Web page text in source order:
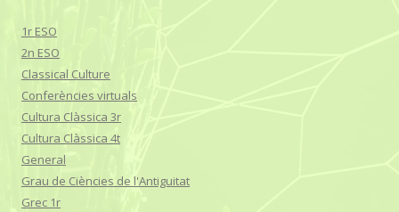
1r ESO
2n ESO
Classical Culture
Conferències virtuals
Cultura Clàssica 3r
Cultura Clàssica 4t
General
Grau de Ciències de l'Antiguitat
Grec 1r